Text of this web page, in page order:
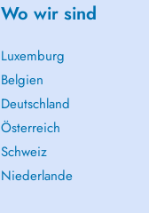
Wo wir sind
Luxemburg
Belgien
Deutschland
Österreich
Schweiz
Niederlande